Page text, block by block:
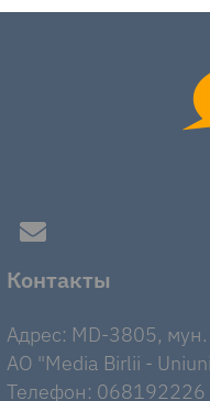
Контакты
Адрес: MD-3805,
AO "Media Birlii -
Телефон: 068192226